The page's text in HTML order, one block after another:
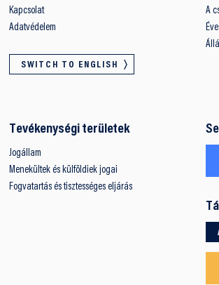
Kapcsolat
Adatvédelem
SWITCH TO ENGLISH
A
Tevékenységi területek
Jogállam
Menekültek és külföldiek jogai
Fogvatartás és tisztességes eljárás